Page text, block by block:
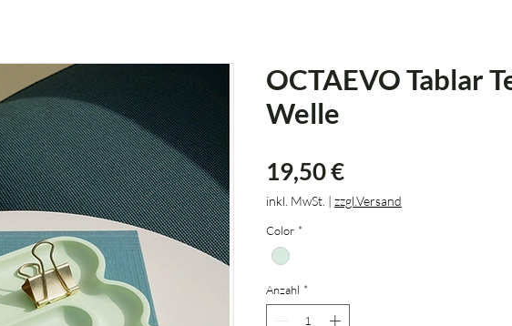
OCTAEVO Tablar
Welle
19,50 €Preis
inkl. MwSt. | zzgl.Versand
Color *
Anzahl *